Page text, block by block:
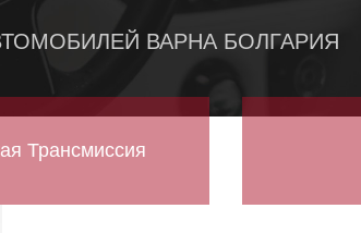
ВАРНА БОЛГАРИЯ
Трансмиссия